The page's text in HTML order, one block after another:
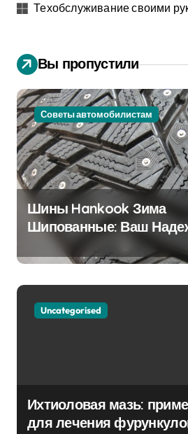
Техобслуживание своими
Вы пропустили
Советы автомобилистам
Шины Hankook Зима
Шипованные: Ваш
Партнёр на Снежных
Uncategorised
Ихтиоловая мазь:
для лечения